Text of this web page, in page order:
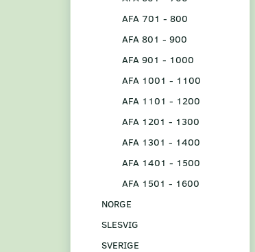
AFA 701 - 800
AFA 801 - 900
AFA 901 - 1000
AFA 1001 - 1100
AFA 1101 - 1200
AFA 1201 - 1300
AFA 1301 - 1400
AFA 1401 - 1500
AFA 1501 - 1600
NORGE
SLESVIG
SVERIGE